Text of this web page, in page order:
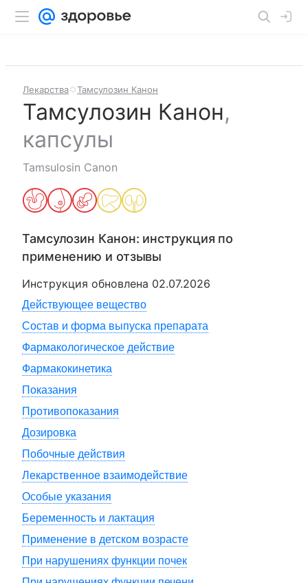
Лекарства Тамсулозин Канон
Тамсулозин Канон,
капсулы
Tamsulosin Canon
Тамсулозин Канон: инструкция по
применению и отзывы
Инструкция обновлена 02.07.2026
Действующее вещество
Состав и форма выпуска препарата
Фармакологическое действие
Фармакокинетика
Показания
Противопоказания
Дозировка
Побочные действия
Лекарственное взаимодействие
Особые указания
Беременность и лактация
Применение в детском возрасте
При нарушениях функции почек